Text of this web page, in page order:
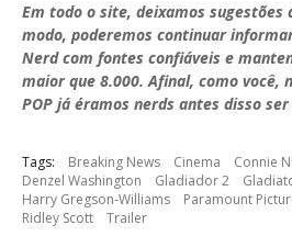
Em todo o site, deixamos sugestões
modo, poderemos continuar
Nerd com fontes confiáveis e
maior que 8.000. Afinal, como você,
POP já éramos nerds antes disso
Tags: Breaking News Cinema
Connie
Denzel Washington
Gladiador 2
Harry Gregson-Williams
Paramount
Ridley Scott
Trailer